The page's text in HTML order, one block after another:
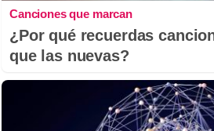
Canciones que marcan
¿Por qué recuerdas
que las nuevas?